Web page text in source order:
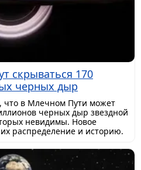
скрываться 170
черных дыр
что в Млечном Пути может
черных дыр звездной
невидимы. Новое
распределение и историю.